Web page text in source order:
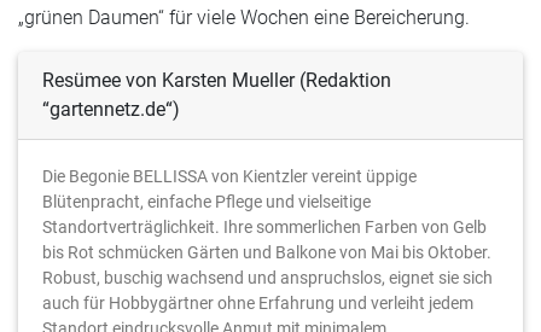
„grünen Daumen“ für viele Wochen eine Bereicherung.
Resümee von Karsten Mueller (Redaktion
“gartennetz.de“)
Die Begonie BELLISSA von Kientzler vereint üppige
Blütenpracht, einfache Pflege und vielseitige
Standortverträglichkeit. Ihre sommerlichen Farben von Gelb
bis Rot schmücken Gärten und Balkone von Mai bis Oktober.
Robust, buschig wachsend und anspruchslos, eignet sie sich
auch für Hobbygärtner ohne Erfahrung und verleiht jedem